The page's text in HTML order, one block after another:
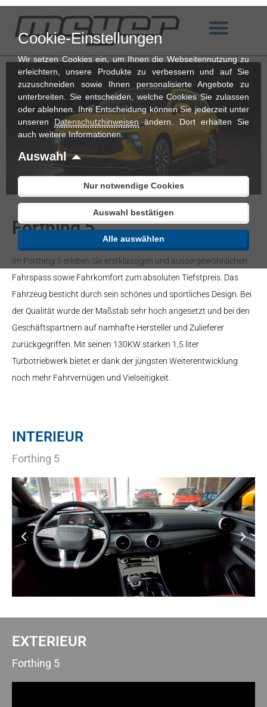
Zum
Inhalt
springen
Forthing 5
Im Forthing 5 erleben Sie erstklassigen und aussergewöhnlichen
Fahrspass sowie Fahrkomfort zum absoluten Tiefstpreis. Das
Fahrzeug besticht durch sein schönes und sportliches Design. Bei
der Qualität wurde der Maßstab sehr hoch angesetzt und bei den
Geschäftspartnern auf namhafte Hersteller und Zulieferer
zurückgegriffen. Mit seinen 130KW starken 1,5 liter
Turbotriebwerk bietet er dank der jüngsten Weiterentwicklung
noch mehr Fahrvernügen und Vielseitigkeit.
INTERIEUR
Forthing 5
EXTERIEUR
Forthing 5
Cookie-Einstellungen
Wir setzen Cookies ein, um Ihnen die Webseitennutzung zu
erleichtern, unsere Produkte zu verbessern und auf Sie
zuzuschneiden sowie Ihnen personalisierte Angebote zu
unterbreiten. Sie entscheiden, welche Cookies Sie zulassen
oder ablehnen. Ihre Entscheidung können Sie jederzeit unter
unseren Datenschutzhinweisenändern. Dort erhalten Sie
auch weitere Informationen.
Auswahl
Nur notwendige Cookies
Auswahl bestätigen
Alle auswählen